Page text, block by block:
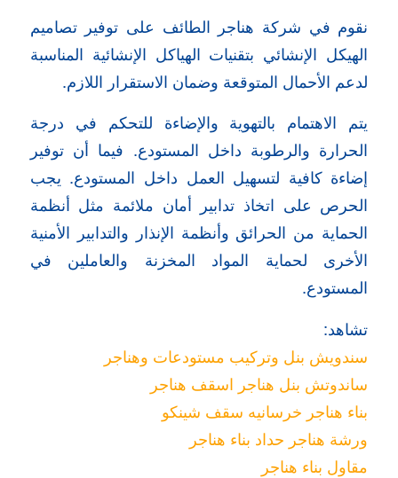
نقوم في شركة هناجر الطائف على توفير تصاميم
الهيكل الإنشائي بتقنيات الهياكل الإنشائية المناسبة
لدعم الأحمال المتوقعة وضمان الاستقرار اللازم.
يتم الاهتمام بالتهوية والإضاءة للتحكم في درجة
الحرارة والرطوبة داخل المستودع. فيما أن توفير
إضاءة كافية لتسهيل العمل داخل المستودع. يجب
الحرص على اتخاذ تدابير أمان ملائمة مثل أنظمة
الحماية من الحرائق وأنظمة الإنذار والتدابير الأمنية
الأخرى لحماية المواد المخزنة والعاملين في
المستودع.
تشاهد:
سندويش بنل وتركيب مستودعات وهناجر
ساندوتش بنل هناجر اسقف هناجر
بناء هناجر خرسانيه سقف شينكو
ورشة هناجر حداد بناء هناجر
مقاول بناء هناجر